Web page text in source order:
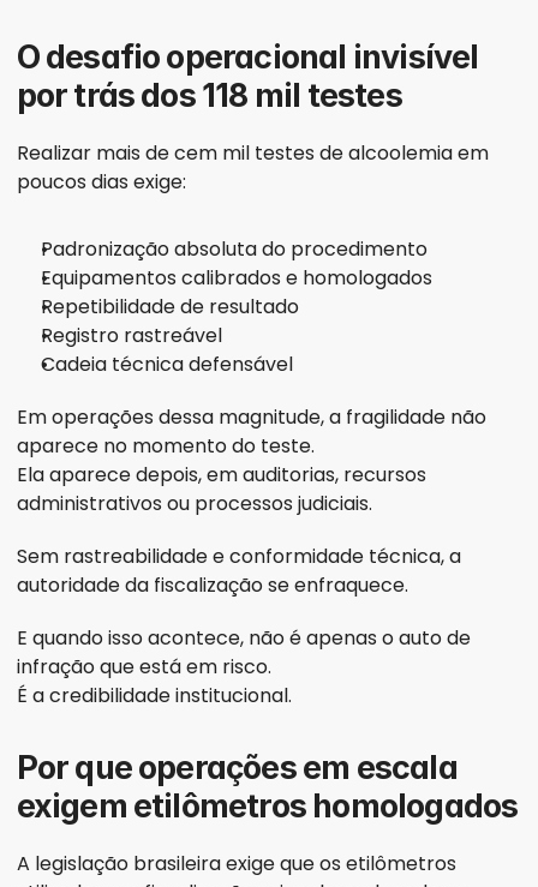
O desafio operacional invisível
por trás dos 118 mil testes
Realizar mais de cem mil testes de alcoolemia em
poucos dias exige:
Padronização absoluta do procedimento
Equipamentos calibrados e homologados
Repetibilidade de resultado
Registro rastreável
Cadeia técnica defensável
Em operações dessa magnitude, a fragilidade não
aparece no momento do teste.
Ela aparece depois, em auditorias, recursos
administrativos ou processos judiciais.
Sem rastreabilidade e conformidade técnica, a
autoridade da fiscalização se enfraquece.
E quando isso acontece, não é apenas o auto de
infração que está em risco.
É a credibilidade institucional.
Por que operações em escala
exigem etilômetros homologados
A legislação brasileira exige que os etilômetros